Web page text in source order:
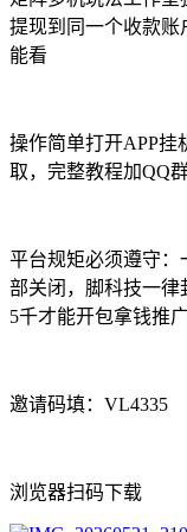
提现到同一个收款账
能看
操作简单打开APP挂
取，完整教程加QQ
平台规矩必须遵守
部关闭，脚科技一律
5千才能开包拿钱推
邀请码填：VL4335
浏览器扫码下载